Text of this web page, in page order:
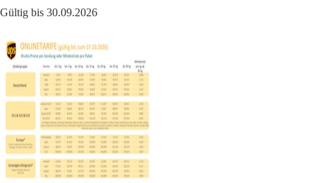
Gültig bis 30.09.2026